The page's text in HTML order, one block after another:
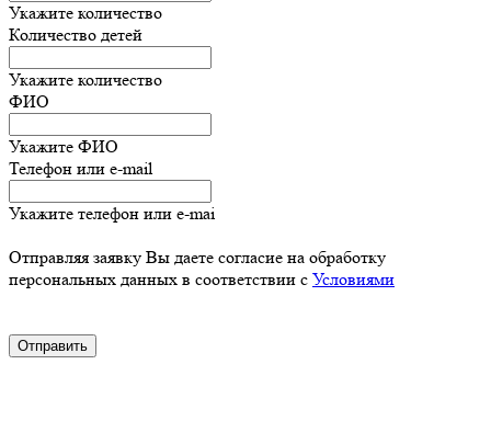
Укажите количество
Количество детей
Укажите количество
ФИО
Укажите ФИО
Телефон или e-mail
Укажите телефон или e-mai
Отправляя заявку Вы даете согласие на обработку
персональных данных в соответствии с Условиями